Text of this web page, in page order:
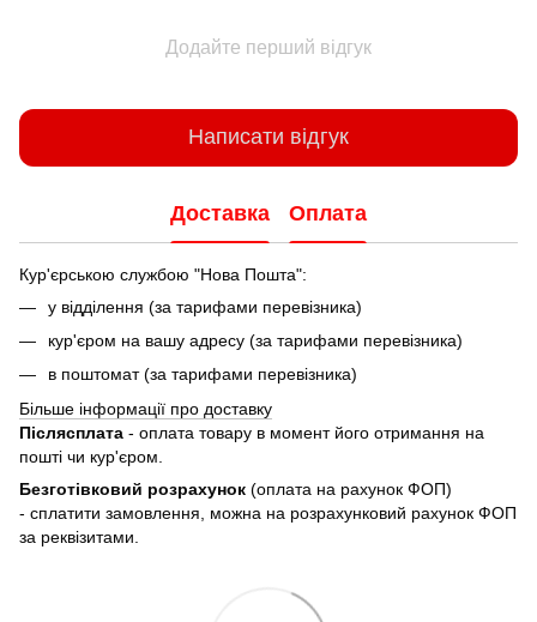
Додайте перший відгук
Написати відгук
Доставка Оплата
Кур'єрською службою "Нова Пошта":
у відділення (за тарифами перевізника)
кур'єром на вашу адресу (за тарифами перевізника)
в поштомат (за тарифами перевізника)
Більше інформації про доставку
Післясплата - оплата товару в момент його отримання на
пошті чи кур'єром.
Безготівковий розрахунок (оплата на рахунок ФОП)
- сплатити замовлення, можна на розрахунковий рахунок ФОП
за реквізитами.